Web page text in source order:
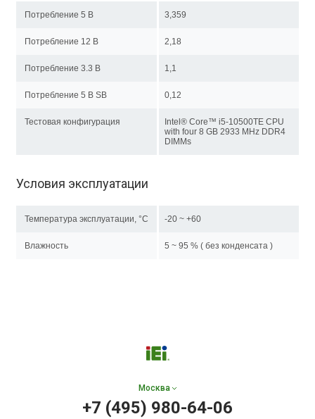
Потребление 5 В 3,359
Потребление 12 В 2,18
Потребление 3.3 В 1,1
Потребление 5 В SB 0,12
Тестовая конфигурация
Intel® Core™ i5-10500TE CPU
with four 8 GB 2933 MHz DDR4
DIMMs
Условия эксплуатации
Температура эксплуатации, °C -20 ~ +60
Влажность 5 ~ 95 % ( без конденсата )
Москва
+7 (495) 980-64-06